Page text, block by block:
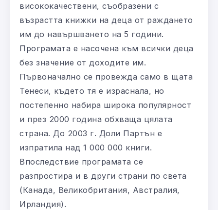
висококачествени, съобразени с
възрастта книжки на деца от раждането
им до навършването на 5 години.
Програмата е насочена към всички деца
без значение от доходите им.
Първоначално се провежда само в щата
Тенеси, където тя е израснала, но
постепенно набира широка популярност
и през 2000 година обхваща цялата
страна. До 2003 г. Доли Партън е
изпратила над 1 000 000 книги.
Впоследствие програмата се
разпростира и в други страни по света
(Канада, Великобритания, Австралия,
Ирландия).